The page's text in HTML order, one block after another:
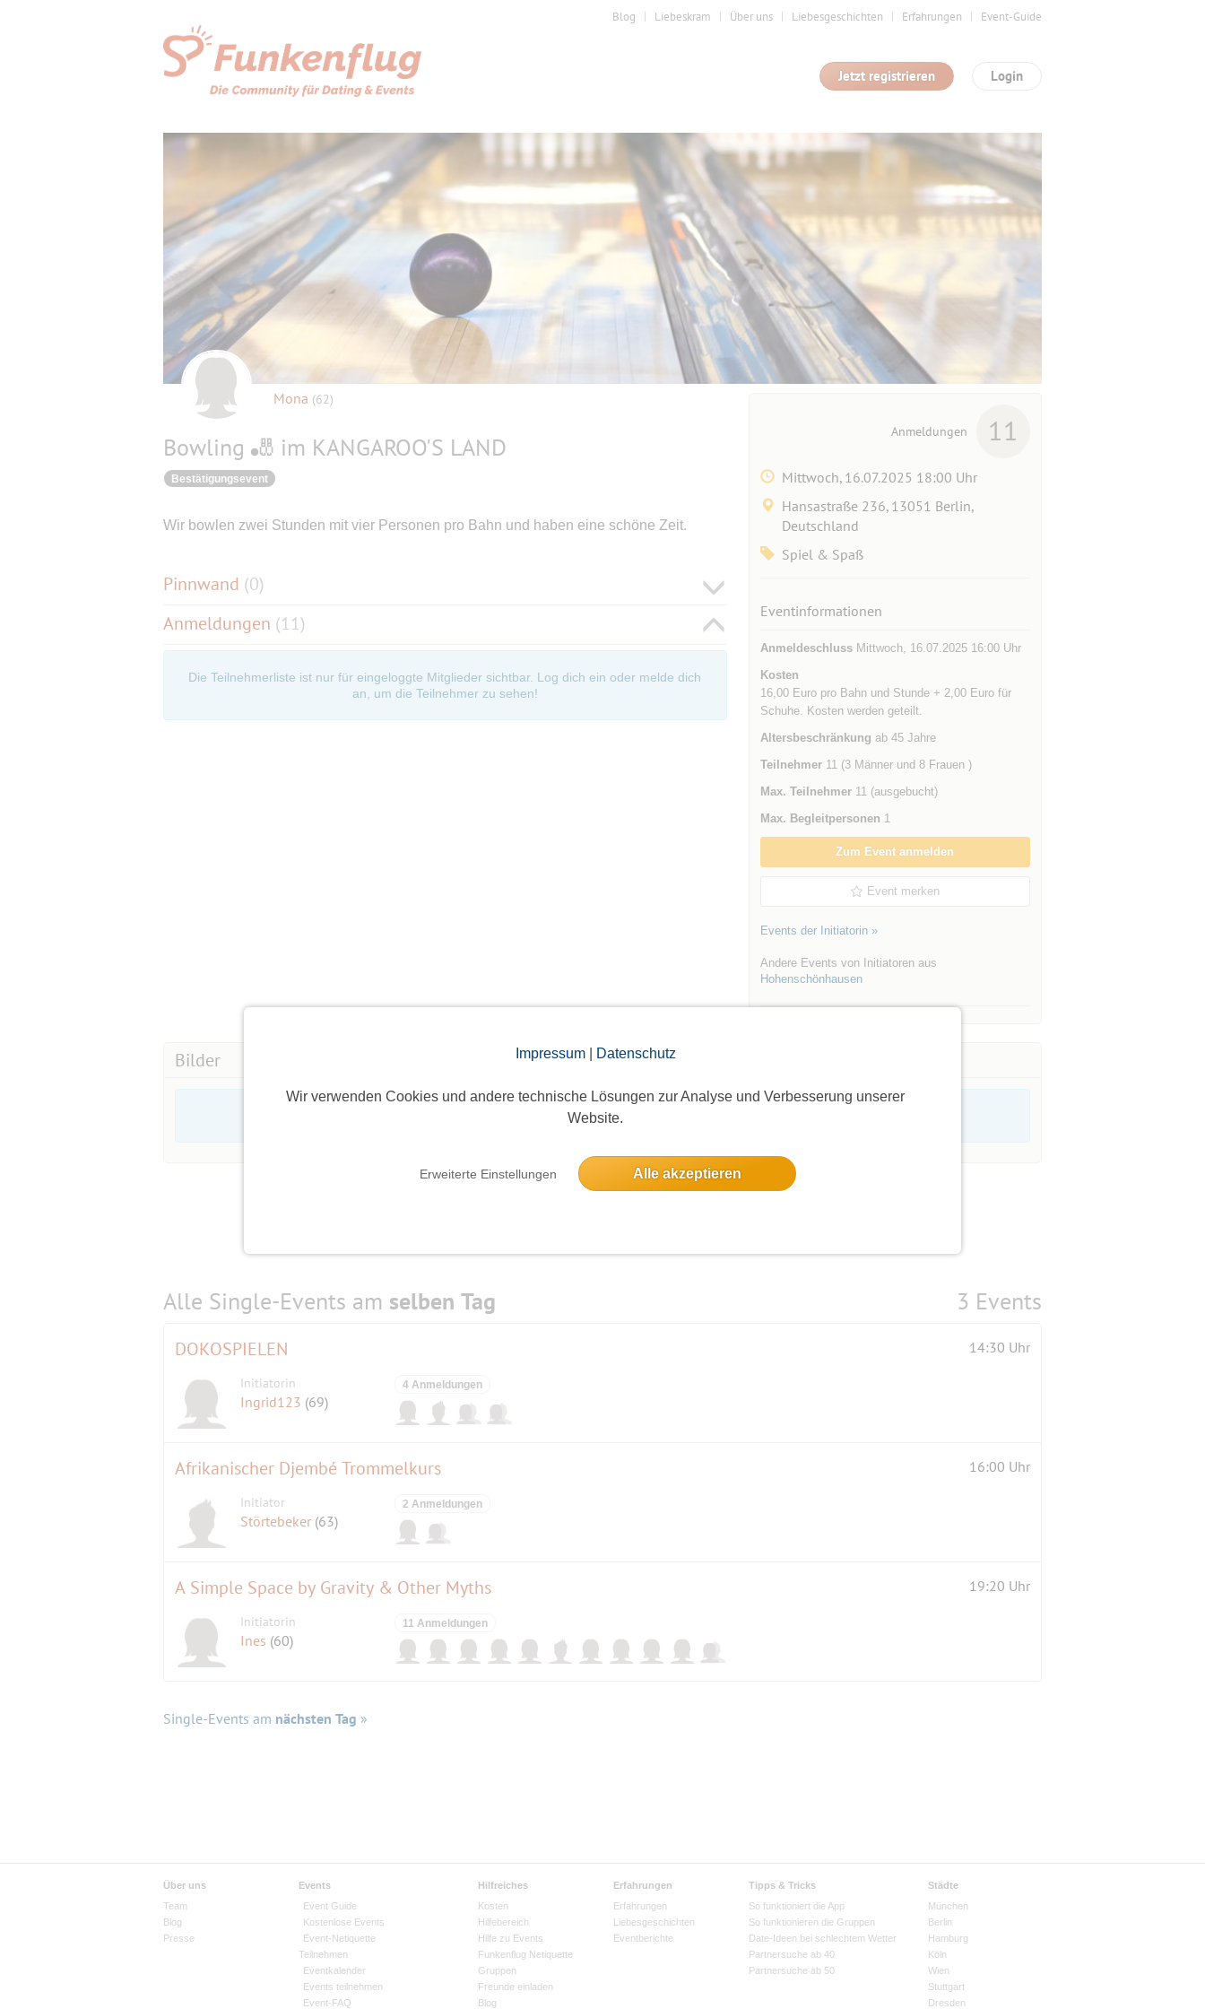
Impressum| Datenschutz
Wir verwenden Cookies und andere technische Lösungen zur Analyse und Verbesserung unserer
Website.
Erweiterte Einstellungen Alle akzeptieren
Blog Liebeskram Über uns Liebesgeschichten Erfahrungen Event-Guide
Login
Jetzt registrieren
Mona (62)
Bowling 🎳 im KANGAROO'S LAND
Bestätigungsevent
Wir bowlen zwei Stunden mit vier Personen pro Bahn und haben eine schöne Zeit.
Pinnwand (0)
Anmeldungen (11)
Die Teilnehmerliste ist nur für eingeloggte Mitglieder sichtbar. Log dich ein oder melde dich
an, um die Teilnehmer zu sehen!
Anmeldungen 11
Mittwoch, 16.07.2025 18:00 Uhr
Hansastraße 236, 13051 Berlin,
Deutschland
Spiel & Spaß
Eventinformationen
AnmeldeschlussMittwoch, 16.07.2025 16:00 Uhr
Kosten
16,00 Euro pro Bahn und Stunde + 2,00 Euro für
Schuhe. Kosten werden geteilt.
Altersbeschränkung ab 45 Jahre
Teilnehmer11 (3 Männer und 8 Frauen )
Max. Teilnehmer11 (ausgebucht)
Max. Begleitpersonen 1
Zum Event anmelden
Event merken
Events der Initiatorin »
Andere Events von Initiatoren aus
Hohenschönhausen
Bilder
Die Bildergalerien sind nur für eingeloggte Mitglieder sichtbar.
Alle Single-Events am selben Tag 3 Events
DOKOSPIELEN 14:30 Uhr
Initiatorin
Ingrid123 (69)
4 Anmeldungen
Afrikanischer Djembé Trommelkurs 16:00 Uhr
Initiator
Störtebeker (63)
2 Anmeldungen
A Simple Space by Gravity & Other Myths 19:20 Uhr
Initiatorin
Ines (60)
11 Anmeldungen
Single-Events am nächsten Tag »
Über uns
Team
Blog
Presse
Events
Event Guide
Kostenlose Events
Event-Netiquette
Teilnehmen
Eventkalender
Events teilnehmen
Event-FAQ
Hilfreiches
Kosten
Hilfebereich
Hilfe zu Events
Funkenflug Netiquette
Gruppen
Freunde einladen
Blog
Erfahrungen
Erfahrungen
Liebesgeschichten
Eventberichte
Tipps & Tricks
So funktioniert die App
So funktionieren die Gruppen
Date-Ideen bei schlechtem Wetter
Partnersuche ab 40
Partnersuche ab 50
Städte
München
Berlin
Hamburg
Köln
Wien
Stuttgart
Dresden